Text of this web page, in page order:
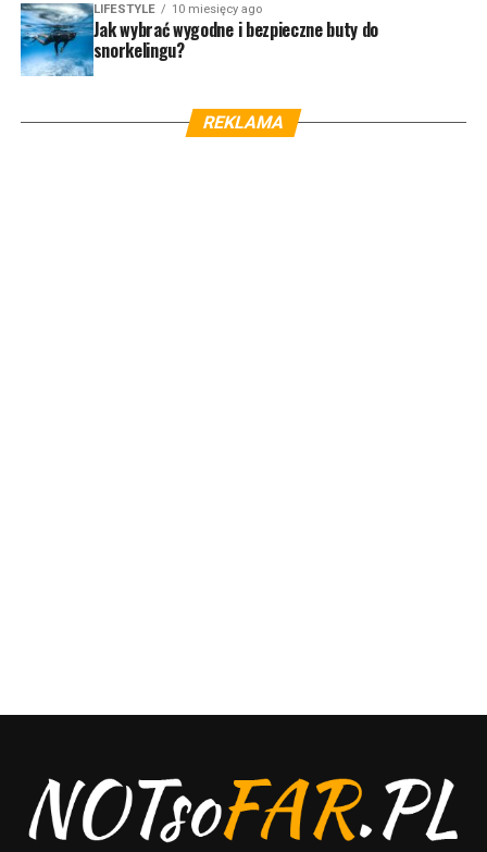
LIFESTYLE 10 miesięcy ago
Jak wybrać wygodne i bezpieczne buty do
snorkelingu?
REKLAMA